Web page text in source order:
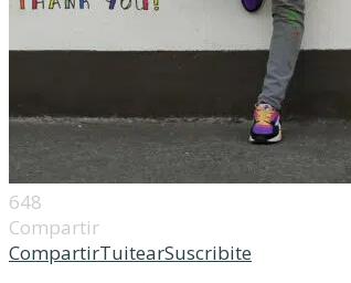
648
Compartir
CompartirTuitearSuscribite